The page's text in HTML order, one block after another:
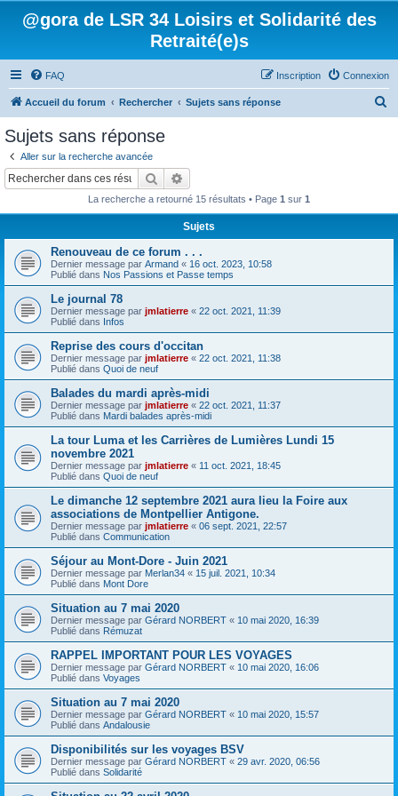
@gora de LSR 34 Loisirs et Solidarité des
Retraité(e)s
FAQ Connexion
Inscription
Accueil du forum Rechercher Sujets sans réponse
Sujets sans réponse
Aller sur la recherche avancée
Rechercher
La recherche a retourné 15 résultats • Page 1 sur 1
Sujets
Renouveau de ce forum . . .
Dernier message par Armand « 16 oct. 2023, 10:58
Publié dans Nos Passions et Passe temps
Le journal 78
Dernier message par jmlatierre « 22 oct. 2021, 11:39
Publié dans Infos
Reprise des cours d'occitan
Dernier message par jmlatierre « 22 oct. 2021, 11:38
Publié dans Quoi de neuf
Balades du mardi après-midi
Dernier message par jmlatierre « 22 oct. 2021, 11:37
Publié dans Mardi balades après-midi
La tour Luma et les Carrières de Lumières Lundi 15
novembre 2021
Dernier message par jmlatierre « 11 oct. 2021, 18:45
Publié dans Quoi de neuf
Le dimanche 12 septembre 2021 aura lieu la Foire aux
associations de Montpellier Antigone.
Dernier message par jmlatierre « 06 sept. 2021, 22:57
Publié dans Communication
Séjour au Mont-Dore - Juin 2021
Dernier message par Merlan34 « 15 juil. 2021, 10:34
Publié dans Mont Dore
Situation au 7 mai 2020
Dernier message par Gérard NORBERT « 10 mai 2020, 16:39
Publié dans Rémuzat
RAPPEL IMPORTANT POUR LES VOYAGES
Dernier message par Gérard NORBERT « 10 mai 2020, 16:06
Publié dans Voyages
Situation au 7 mai 2020
Dernier message par Gérard NORBERT « 10 mai 2020, 15:57
Publié dans Andalousie
Disponibilités sur les voyages BSV
Dernier message par Gérard NORBERT « 29 avr. 2020, 06:56
Publié dans Solidarité